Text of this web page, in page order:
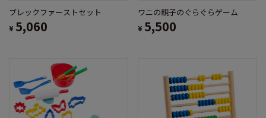
ブレックファーストセット
¥ 5,060
ワニの親子のぐらぐらゲーム
¥ 5,500